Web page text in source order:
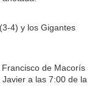
4) y los Gigantes
de Macorís
a las 7:00 de la